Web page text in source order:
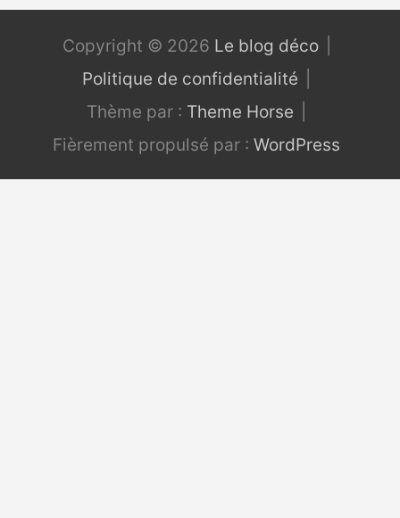
Copyright © 2026 Le blog déco
Politique de confidentialité
Thème par : Theme Horse
Fièrement propulsé par : WordPress